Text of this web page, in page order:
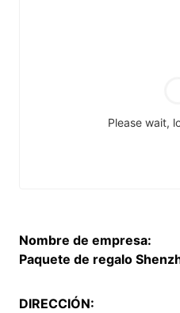
Nombre de empresa:
Paquete de regalo
DIRECCIÓN: